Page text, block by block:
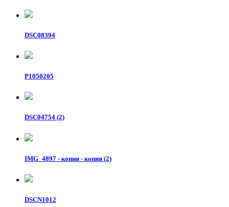
DSC08394
P1050205
DSC04754 (2)
IMG_4897 - копия - копия (2)
DSCN1012